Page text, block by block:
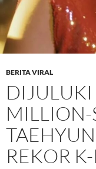
BERITA VIRAL
DIJULUKI
MILLION-
REKOR